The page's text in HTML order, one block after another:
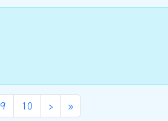
9 10 ›下一頁
»最後頁